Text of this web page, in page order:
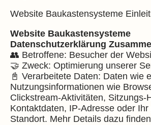
Website Baukastensysteme
Website Baukastensysteme
Datenschutzerklärung
👥 Betroffene: Besucher der
🤝 Zweck: Optimierung unserer
📓 Verarbeitete Daten: Daten wie
Nutzungsinformationen wie
Clickstream-Aktivitäten, Sitzungs-
Kontaktdaten, IP-Adresse oder
Standort. Mehr Details dazu